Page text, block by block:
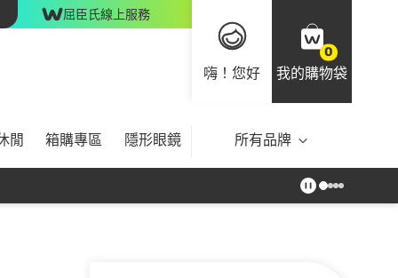
屈臣氏線上服務
嗨！您好
0
我的購物袋
閒 箱購專區 隱形眼鏡 所有品牌